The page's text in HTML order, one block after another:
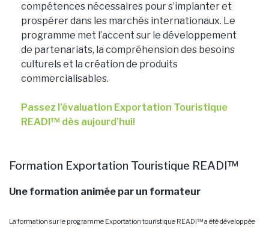
compétences nécessaires pour s’implanter et
prospérer dans les marchés internationaux. Le
programme met l’accent sur le développement
de partenariats, la compréhension des besoins
culturels et la création de produits
commercialisables.
Passez l’évaluation Exportation Touristique
READI™ dès aujourd’hui!
Formation Exportation Touristique READI™
Une formation animée par un formateur
La formation sur le programme Exportation touristique READI™ a été développée